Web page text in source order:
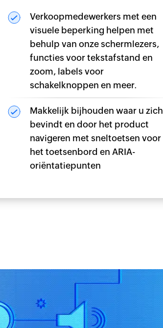
Verkoopmedewerkers met een
visuele beperking helpen met
behulp van onze schermlezers,
functies voor tekstafstand en
zoom, labels voor
schakelknoppen en meer.
Makkelijk bijhouden waar u zich
bevindt en door het product
navigeren met sneltoetsen voor
het toetsenbord en ARIA-
oriëntatiepunten